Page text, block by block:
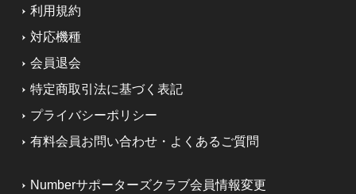
利用規約
対応機種
会員退会
特定商取引法に基づく表記
プライバシーポリシー
有料会員お問い合わせ・よくあるご質問
Numberサポーターズクラブ会員情報変更